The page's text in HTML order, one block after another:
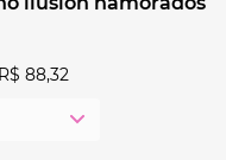
R$ 88,32